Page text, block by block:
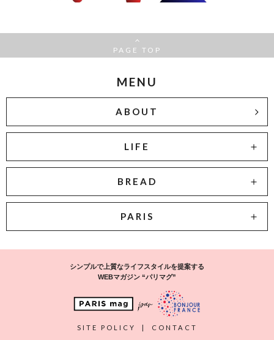
PAGE TOP
MENU
ABOUT
LIFE
BREAD
PARIS
シンプルで上質なライフスタイルを提案する
WEBマガジン “パリマグ”
SITE POLICY | CONTACT